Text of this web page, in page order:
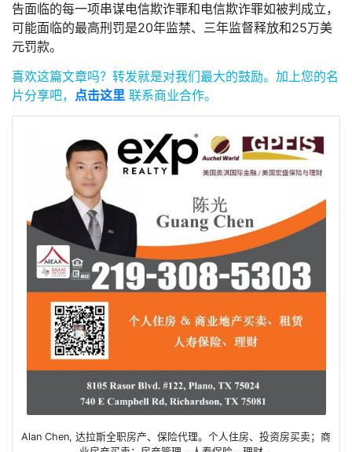
告面临的每一项串谋电信欺诈罪和电信欺诈罪如被判成立，
可能面临的最高刑罚是20年监禁、三年监督释放和25万美
元罚款。
喜欢这篇文章吗？ 转发就是对我们最大的鼓励。 加上您的名
片分享吧， 点击这里 联系商业合作。
Alan Chen, 达拉斯全职房产、保险代理。个人住房、投资房买卖；商